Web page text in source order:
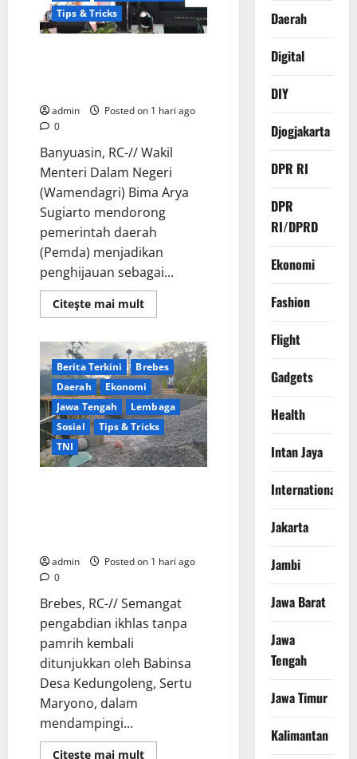
Mewah,
DPC
Brebes
Tips & Tricks
admin
Posted on 1 hari ago
0
Banyuasin, RC-// Wakil
Menteri Dalam Negeri
(Wamendagri) Bima Arya
Sugiarto mendorong
pemerintah daerah
(Pemda) menjadikan
penghijauan sebagai...
Citeşte mai multRead
more
Bima
Arya:
Penghijauan
di
Daerah
Harus
Berorientasi
Aksi
Permanen
Berita Terkini
Brebes
Daerah
Ekonomi
Jawa Tengah
Lembaga
Sosial
Tips & Tricks
TNI
admin
Posted on 1 hari ago
0
Brebes, RC-// Semangat
pengabdian ikhlas tanpa
pamrih kembali
ditunjukkan oleh Babinsa
Desa Kedungoleng, Sertu
Maryono, dalam
mendampingi...
Citeşte mai multRead
Daerah
Digital
DIY
Djogjakarta
DPR RI
DPR
RI/DPRD
Ekonomi
Fashion
Flight
Gadgets
Health
Intan Jaya
International
Jakarta
Jambi
Jawa Barat
Jawa
Tengah
Jawa Timur
Kalimantan